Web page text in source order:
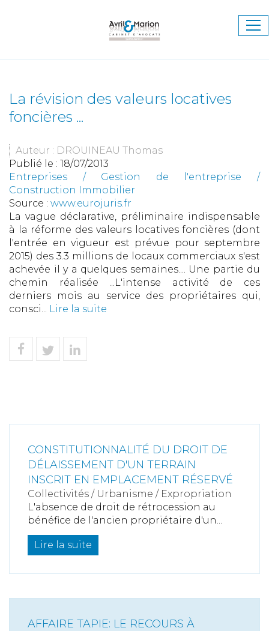
La révision des valeurs locatives
foncières ...
Auteur : DROUINEAU Thomas
Publié le : 18/07/2013
Entreprises / Gestion de l'entreprise /
Construction Immobilier
Source : www.eurojuris.fr
La vague déclarative, préliminaire indispensable
à la réforme des valeurs locatives foncières (dont
l'entrée en vigueur est prévue pour septembre
2015) des 3.3 millions de locaux commerciaux s'est
achevée il y a quelques semaines.... Une partie du
chemin réalisée ...L'intense activité de ces
derniers mois au service des propriétaires qui,
consci... Lire la suite
CONSTITUTIONNALITÉ DU DROIT DE
DÉLAISSEMENT D'UN TERRAIN
INSCRIT EN EMPLACEMENT RÉSERVÉ
Collectivités / Urbanisme / Expropriation
L'absence de droit de rétrocession au
bénéfice de l'ancien propriétaire d'un...
Lire la suite
AFFAIRE TAPIE: LE RECOURS À